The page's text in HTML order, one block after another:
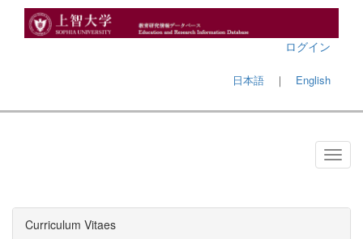
ログイン
日本語 ｜ English
Curriculum Vitaes